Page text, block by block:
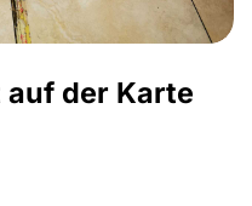
der Karte